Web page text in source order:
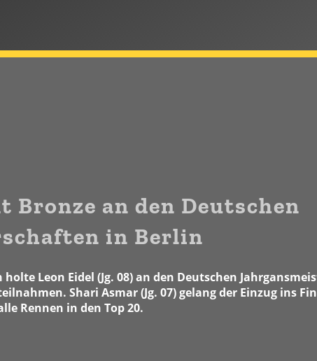
Bronze an den Deutschen
in Berlin
Leon Eidel (Jg. 08) an den Deutschen
Shari Asmar (Jg. 07) gelang der Einzug ins
Rennen in den Top 20.